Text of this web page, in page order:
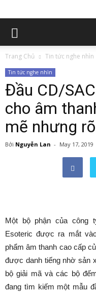
Trang Chủ Tin tức nghe nhìn
Tin tức nghe nhìn
Đầu CD/
cho âm
mẽ nhưng
Bởi Nguyễn Lan - May 17, 2019
Một bộ phận của công
Esoteric được ra mắt
phẩm âm thanh cao cấp
được danh tiếng nhờ sản
bộ giải mã và các bộ
đang tìm kiếm một mẫu